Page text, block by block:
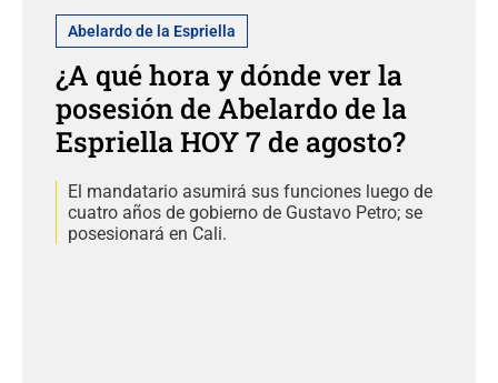
Abelardo de la Espriella
¿A qué hora y dónde ver la
posesión de Abelardo de la
Espriella HOY 7 de agosto?
El mandatario asumirá sus funciones luego de
cuatro años de gobierno de Gustavo Petro; se
posesionará en Cali.